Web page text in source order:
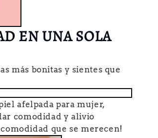
EN UNA SOLA
más bonitas y sientes que
afelpada para mujer,
comodidad y alivio
que se merecen!